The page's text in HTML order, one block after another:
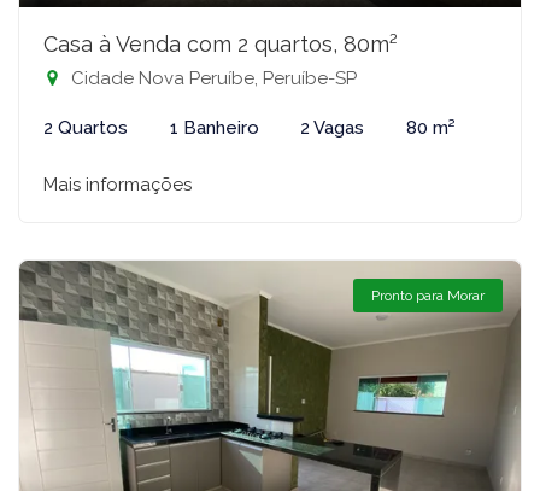
Casa à Venda com 2 quartos, 80m²
Cidade Nova Peruíbe, Peruíbe-SP
2 Quartos 1 Banheiro 2 Vagas 80 m²
Mais informações
Pronto para Morar